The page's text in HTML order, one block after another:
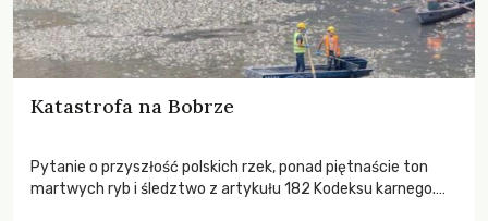
Katastrofa na Bobrze
Pytanie o przyszłość polskich rzek, ponad piętnaście ton
martwych ryb i śledztwo z artykułu 182 Kodeksu karnego.